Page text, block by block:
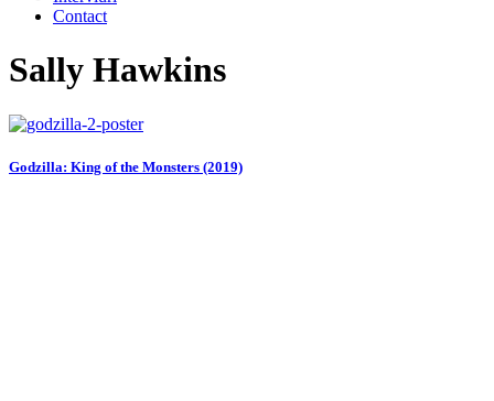
Contact
Sally Hawkins
Godzilla: King of the Monsters (2019)